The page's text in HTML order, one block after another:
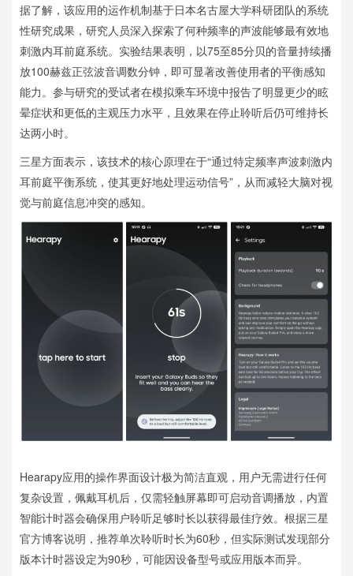
据了解，该应用的运作机制基于日本名古屋大学科研团队的系统
性研究成果，研究人员深入探索了何种频率的声波能够最有效地
刺激内耳前庭系统。实验结果表明，以75至85分贝的音量持续播
放100赫兹正弦波音调数分钟，即可显著改善使用者的平衡感知
能力。参与研究的受试者在模拟乘车环境中报告了明显更少的眩
晕症状和更低的主观压力水平，且效果在停止聆听后仍可维持长
达两小时。
三星方面表示，该技术的核心原理在于“通过特定频率声波刺激内
耳前庭平衡系统，使其更好地处理运动信号”，从而减轻大脑对视
觉与前庭信息冲突的感知。
Hearapy应用的操作界面设计极为简洁直观，用户无需进行任何
复杂设置，佩戴耳机后，仅需轻触屏幕即可启动音调播放，内置
智能计时器会确保用户聆听足够时长以获得最佳疗效。根据三星
官方博客说明，推荐单次聆听时长为60秒，但实际测试发现部分
版本计时器设定为90秒，可能因设备型号或应用版本而异。